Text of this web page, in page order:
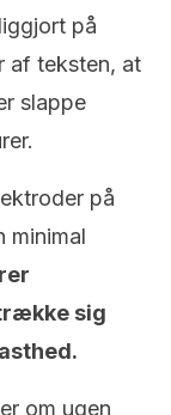
på
af teksten, at
slappe
på
minimal
sig
om ugen